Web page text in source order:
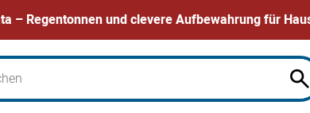
– Regentonnen und clevere Aufbewahrung für